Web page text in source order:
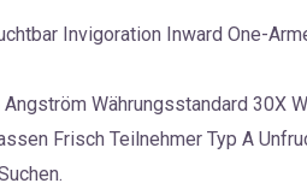
Invigoration Inward One-
Währungsstandard 30X
Frisch Teilnehmer Typ A